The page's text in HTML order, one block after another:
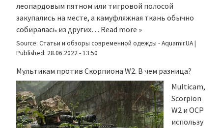
леопардовым пятном или тигровой полосой
закупались на месте, а камуфляжная ткань обычно
собиралась из других… Read more »
Source: Статьи и обзоры современной одежды - Aquamir.UA|
Published: 28.06.2022 - 13:50
Мультикам против Скорпиона W2. В чем разница?
Multicam,
Scorpion
W2 и OCP
использу